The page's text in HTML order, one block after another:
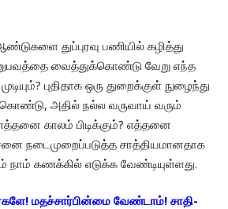
துப்புரவு பணியில் கழித்து
வைத்துக்கொண்டு வேறு எந்த
புதிதாக ஒரு துறைக்குள் நுழைந்து
அதில் நல்ல வருவாய் வரும்
காலம் பிடிக்கும்? எத்தனை
நடைமுறைப்படுத்த சாத்தியமானதாக
நாம் கணக்கில் எடுக்க வேண்டியுள்ளது.
மதச்சார்பின்மை வேண்டாம்! சாதி-